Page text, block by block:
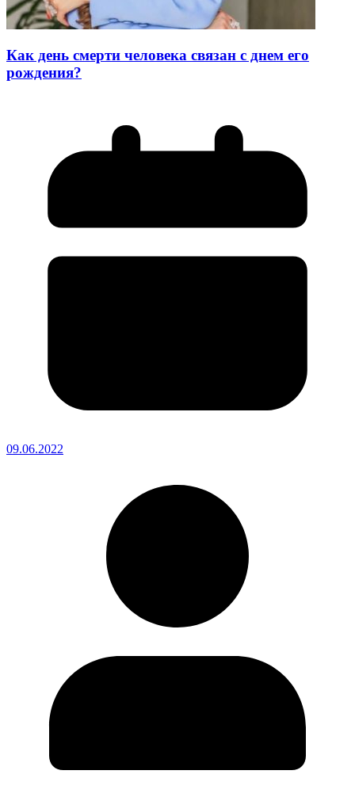
Как день смерти человека связан с днем его
рождения?
09.06.2022